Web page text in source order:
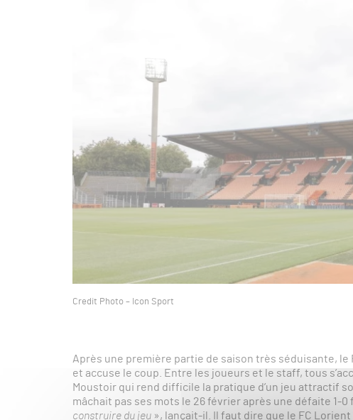
Credit Photo – Icon Sport
Après une première partie de saison très séduisante, le
et accuse le coup. Entre les joueurs et le staff, tous
Moustoir qui rend difficile la pratique d’un jeu attractif
mâchait pas ses mots le 26 février après une défaite 1-0
construire du jeu », lançait-il. Il faut dire que le FC